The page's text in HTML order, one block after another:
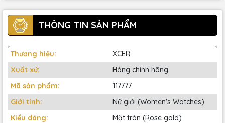
THÔNG TIN SẢN PHẨM
Thương hiệu:
XCER
Xuất xứ:
Hàng chính hãng
Mã sản phẩm:
117777
Giới tính:
Nữ giới (Women's Watches)
Kiểu dáng:
Mặt tròn (Rose gold)